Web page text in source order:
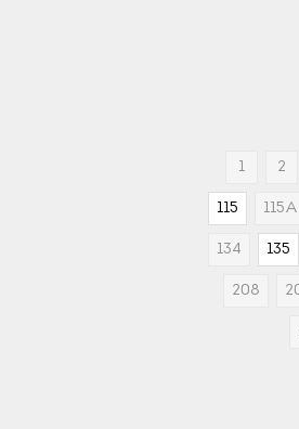
1
2
115 115А
134 135
208